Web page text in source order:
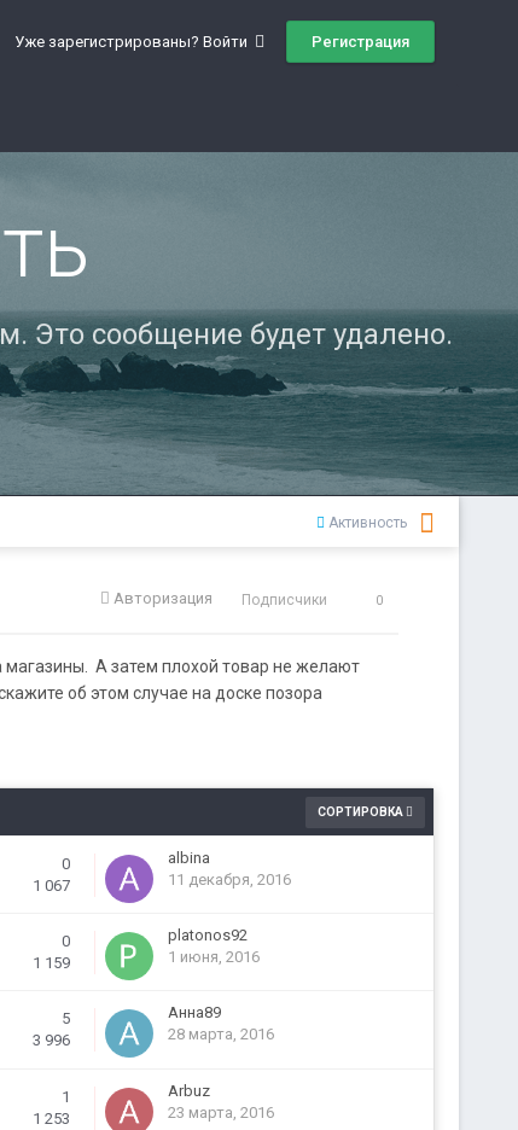
Уже зарегистрированы? Войти Регистрация
Это сообщение будет удалено.
Активность
Авторизация Подписчики 0
А затем плохой товар не желают
об этом случае на доске позора
СОРТИРОВКА
0
1 067
albina
11 декабря, 2016
0
1 159
platonos92
1 июня, 2016
5
3 996
Анна89
28 марта, 2016
1
1 253
Arbuz
23 марта, 2016